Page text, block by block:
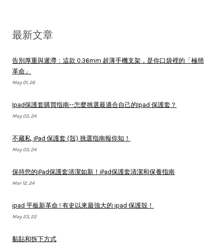
最新文章
告別厚重與遲滯：這款 0.36mm 超薄手機支架，是你口袋裡的「極簡
革命」
May 01, 26
Ipad保護套購買指南--怎麼挑選最適合自己的Ipad 保護套？
May 03, 24
不藏私, iPad 保護套 (殼) 挑選指南報你知！
May 03, 24
保持您的iPad保護套清潔如新！iPad保護套清潔和保養指南
Mar 12, 24
ipad 平板新革命 ! 有史以來最強大的 ipad 保護殼！
May 23, 22
黏貼和拆下方式